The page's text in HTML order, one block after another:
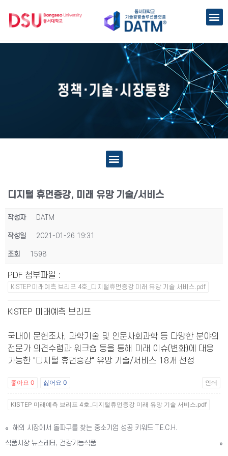
디지털 휴먼증강, 미래 유망 기술/서비스
작성자 DATM
작성일 2021-01-26 19:31
조회 1598
PDF 첨부파일 :
KISTEP 미래예측 브리프 4호_디지털휴먼증강 미래 유망 기술 서비스.pdf
KISTEP 미래예측 브리프
국내이 문헌조사, 과학기술 및 인문사회과학 등 다양한 분야의
전문가 의견수렴과 워크숍 등을 통해 미래 이슈(변화)에 대응
가능한 "디지털 휴먼증강" 유망 기술/서비스 18개 선정
좋아요 0 싫어요 0 인쇄
KISTEP 미래예측 브리프 4호_디지털휴먼증강 미래 유망 기술 서비스.pdf
«
해외 시장에서 돌파구를 찾는 중소기업 성공 키워드 T.E.C.H.
식품시장 뉴스레터, 건강기능식품
»